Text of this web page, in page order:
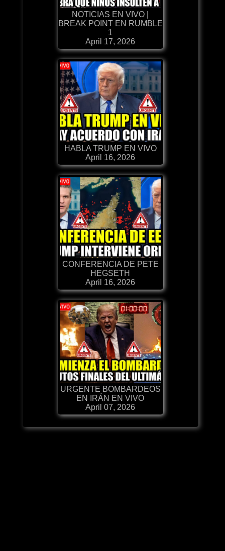
NOTICIAS EN VIVO |
BREAK POINT EN RUMBLE
1
April 17, 2026
HABLA TRUMP EN VIVO
April 16, 2026
CONFERENCIA DE PETE
HEGSETH
April 16, 2026
URGENTE BOMBARDEOS
EN IRÁN EN VIVO
April 07, 2026